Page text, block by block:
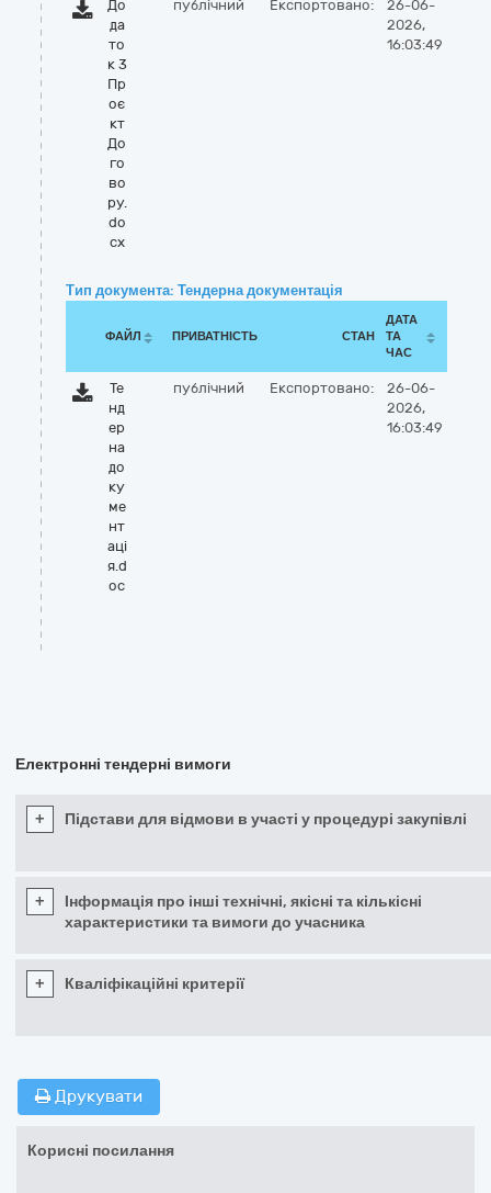
До
да
то
к 3
Пр
оє
кт
До
го
во
ру.
do
cx
публічний Експортовано:
26-06-
2026,
16:03:49
Тип документа: Тендерна документація
ФАЙЛ ПРИВАТНІСТЬ СТАН
ДАТА
ТА
ЧАС
Те
нд
ер
на
до
ку
ме
нт
аці
я.d
oc
публічний Експортовано:
26-06-
2026,
16:03:49
Електронні тендерні вимоги
+ Підстави для відмови в участі у процедурі закупівлі
+
Інформація про інші технічні, якісні та кількісні
характеристики та вимоги до учасника
+ Кваліфікаційні критерії
Друкувати
Корисні посилання